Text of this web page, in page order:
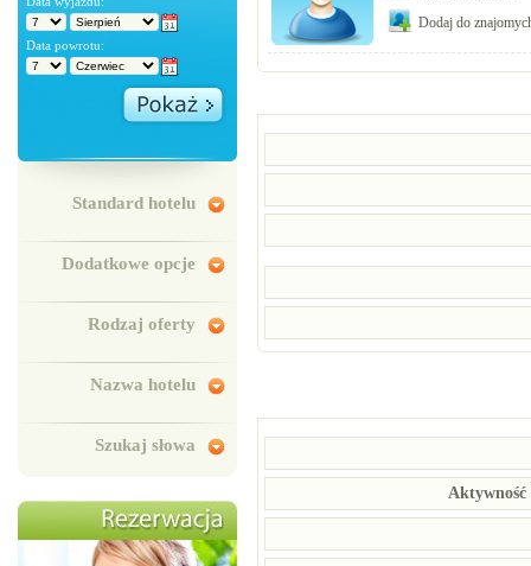
Data powrotu:
Standard hotelu
Dodatkowe opcje
Rodzaj oferty
Nazwa hotelu
Szukaj słowa
Dodaj do